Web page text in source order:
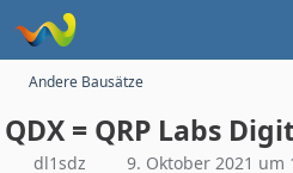
Andere Bausätze
QDX = QRP Labs
dl1sdz 9. Oktober 2021 um